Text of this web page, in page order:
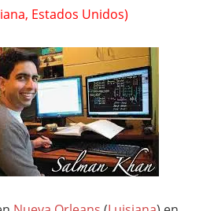
Estados Unidos)